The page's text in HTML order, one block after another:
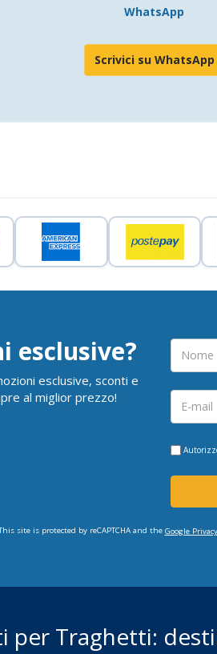
WhatsApp
Scrivici su WhatsApp
esclusive?
esclusive, sconti e
al miglior prezzo!
site is protected by reCAPTCHA and the Google
per Traghetti: